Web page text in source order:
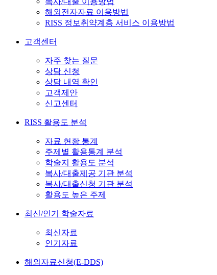
해외전자자료 이용방법
RISS 정보취약계층 서비스 이용방법
고객센터
자주 찾는 질문
상담 신청
상담 내역 확인
고객제안
신고센터
RISS 활용도 분석
자료 현황 통계
주제별 활용통계 분석
학술지 활용도 분석
복사/대출제공 기관 분석
복사/대출신청 기관 분석
활용도 높은 주제
최신/인기 학술자료
최신자료
인기자료
해외자료신청(E-DDS)